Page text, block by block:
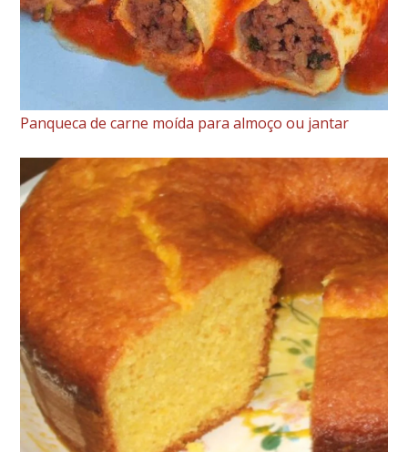
Panqueca de carne moída para almoço ou jantar